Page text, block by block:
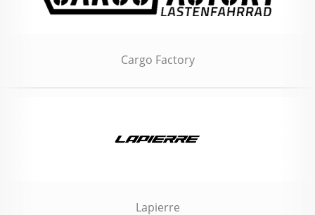
Cargo Factory
Lapierre